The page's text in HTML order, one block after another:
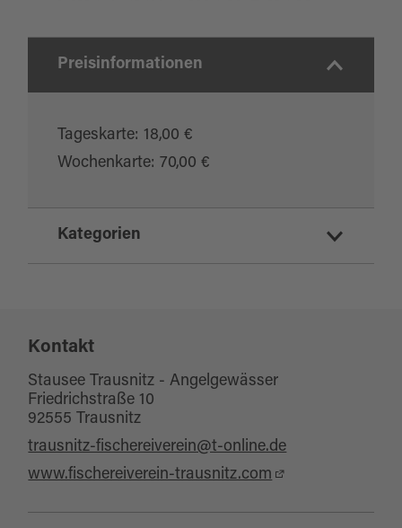
trausnitz-gewaesserstrecke-2
Preisinformationen
Tageskarte: 18,00 €
Wochenkarte: 70,00 €
Kategorien
Kontakt
Stausee Trausnitz - Angelgewässer
Friedrichstraße 10
92555 Trausnitz
trausnitz-fischereiverein@t-online.de
www.fischereiverein-trausnitz.com